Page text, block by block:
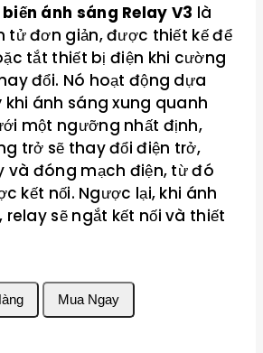
ánh sáng Relay V3 là
tử đơn giản, được thiết kế để
tắt thiết bị điện khi cường
đổi. Nó hoạt động dựa
ánh sáng xung quanh
một ngưỡng nhất định,
trở sẽ thay đổi điện trở,
và đóng mạch điện, từ đó
kết nối. Ngược lại, khi ánh
sẽ ngắt kết nối và thiết
Mua Ngay